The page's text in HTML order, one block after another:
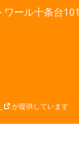
ール十条台101
が提供しています